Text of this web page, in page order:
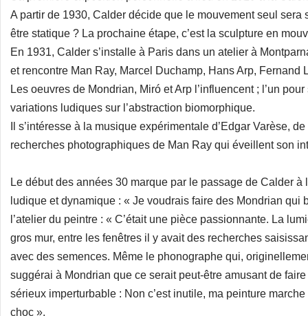
A partir de 1930, Calder décide que le mouvement seul sera
être statique ? La prochaine étape, c’est la sculpture en
En 1931, Calder s’installe à Paris dans un atelier à
et rencontre Man Ray, Marcel Duchamp, Hans Arp, Fernand
Les oeuvres de Mondrian, Miró et Arp l’influencent ; l’un
variations ludiques sur l’abstraction biomorphique.
Il s’intéresse à la musique expérimentale d’Edgar Varèse,
recherches photographiques de Man Ray qui éveillent son
Le début des années 30 marque par le passage de Calder
ludique et dynamique : « Je voudrais faire des Mondrian
l’atelier du peintre : « C’était une pièce passionnante. La
gros mur, entre les fenêtres il y avait des recherches
avec des semences. Même le phonographe qui,
suggérai à Mondrian que ce serait peut-être amusant de
sérieux imperturbable : Non c’est inutile, ma peinture
choc ».